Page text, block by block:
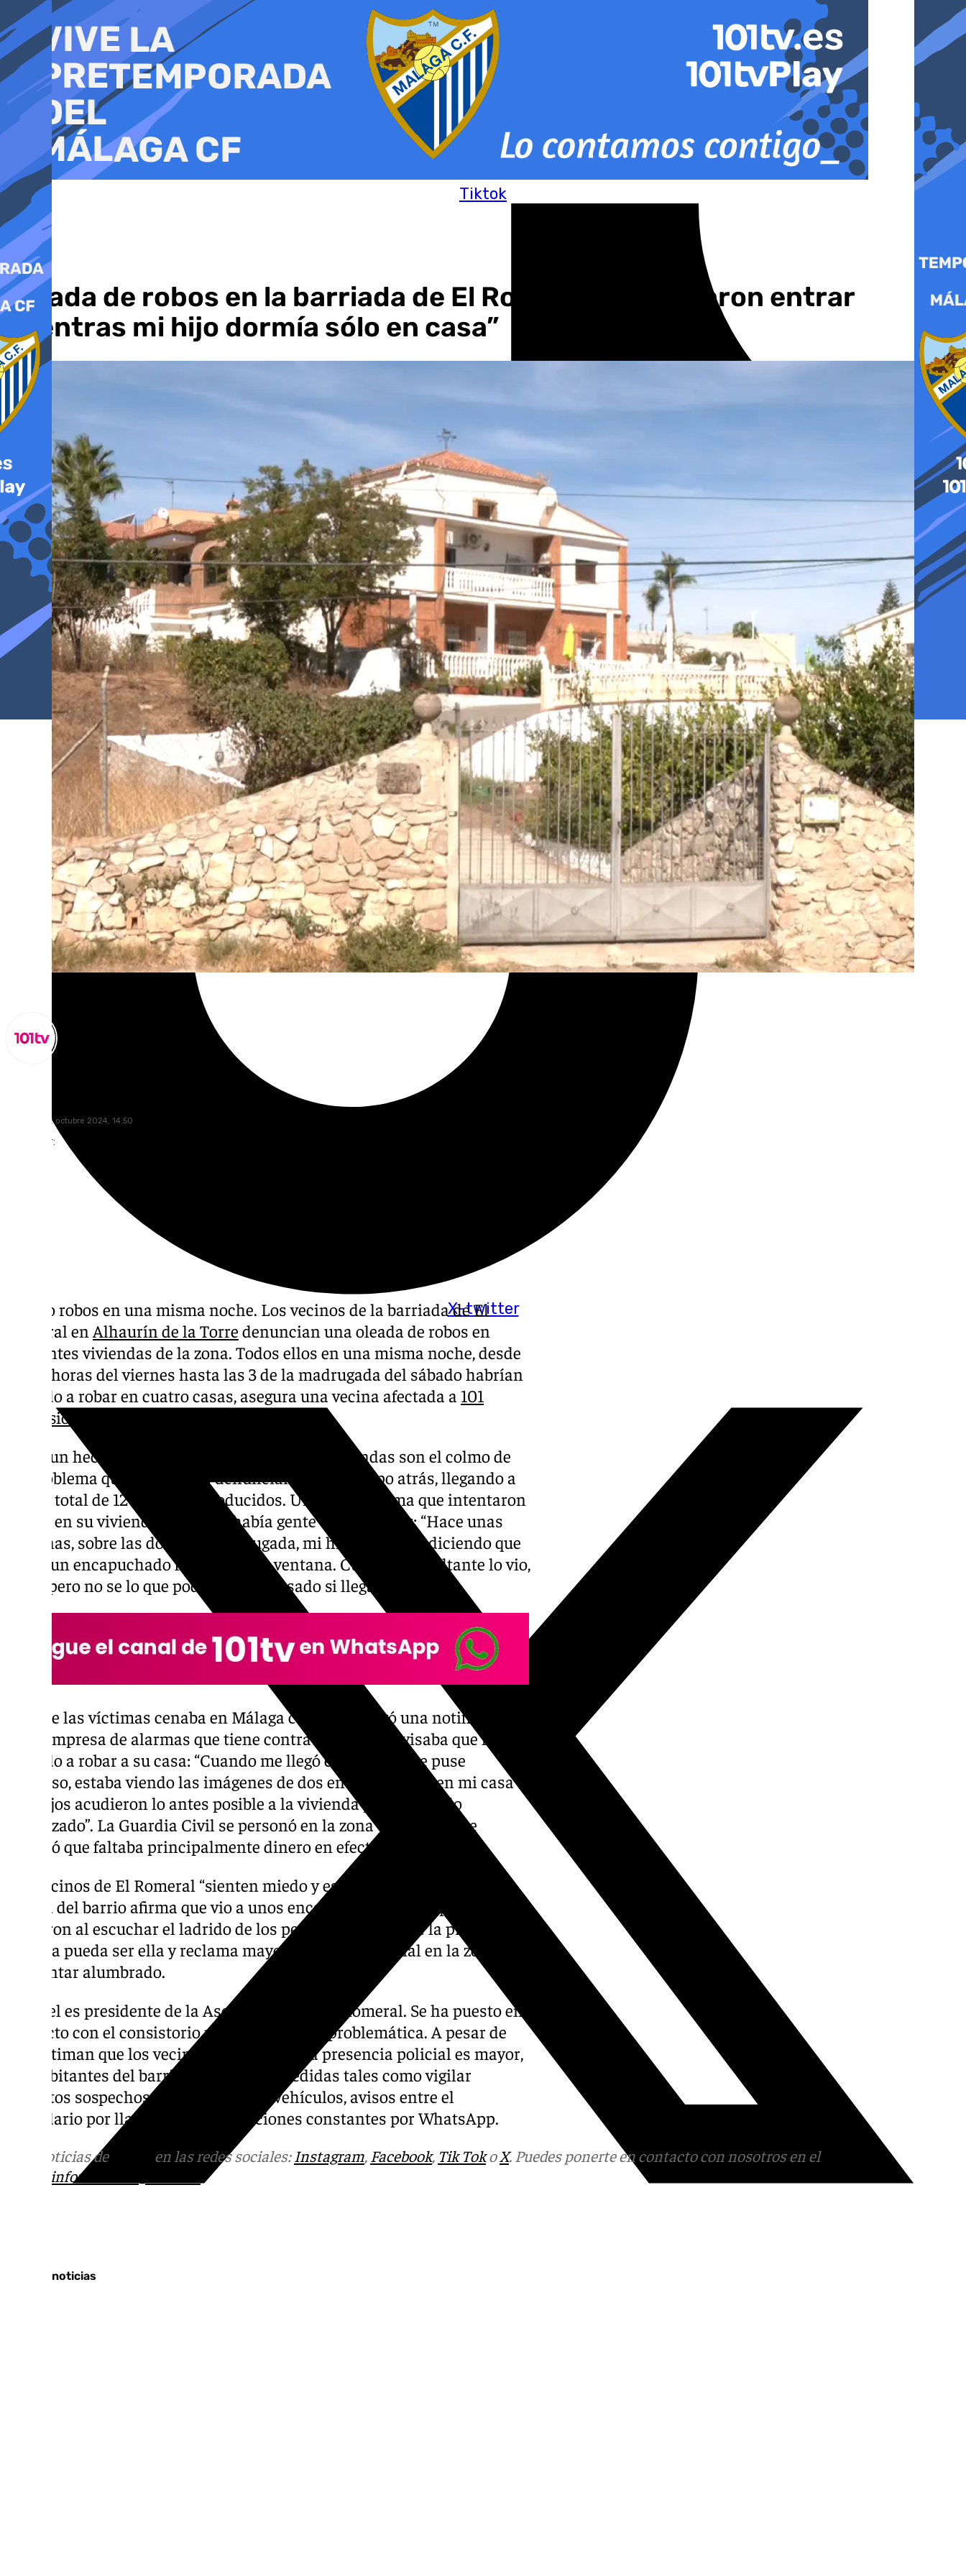
al
contenido
Tiktok
X-twitter
Oleada de robos en la barriada de El Romeral: “Intentaron entrar
mientras mi hijo dormía sólo en casa”
miércoles, 2 octubre 2024, 14:50
Compartir:
Cuatro robos en una misma noche. Los vecinos de la barriada de El
Romeral en Alhaurín de la Torre denuncian una oleada de robos en
diferentes viviendas de la zona. Todos ellos en una misma noche, desde
las 23 horas del viernes hasta las 3 de la madrugada del sábado habrían
entrado a robar en cuatro casas, asegura una vecina afectada a 101
Televisión
No es un hecho aislado. Los cuatro robos en viviendas son el colmo de
un problema que los vecinos denuncian desde tiempo atrás, llegando a
ser un total de 12 los robos producidos. Un vecino afirma que intentaron
entrar en su vivienda mientras había gente en el interior: “Hace unas
semanas, sobre las dos de la madrugada, mi hijo me llamó diciendo que
había un encapuchado forzando una ventana. Cuando el asaltante lo vio,
huyó, pero no se lo que podría haber pasado si llega a entrar.”
Otra de las víctimas cenaba en Málaga cuando le llegó una notificación
de la empresa de alarmas que tiene contratada que le avisaba que habían
entrado a robar a su casa: “Cuando me llegó el mensaje me puse
nervioso, estaba viendo las imágenes de dos encapuchados en mi casa”.
Sus hijos acudieron lo antes posible a la vivienda y “estaba todo
destrozado”. La Guardia Civil se personó en la zona y la familia se
percató que faltaba principalmente dinero en efectivo y joyería.
Los vecinos de El Romeral “sienten miedo y están desprotegidos”. Una
vecina del barrio afirma que vio a unos encapuchados en su parcela que
“huyeron al escuchar el ladrido de los perros”. Se teme que la próxima
víctima pueda ser ella y reclama mayor presencia policial en la zona e
implantar alumbrado.
Manuel es presidente de la Asociación Huerta Romeral. Se ha puesto en
contacto con el consistorio para trasladar la problemática. A pesar de
que estiman que los vecinos estiman que la presencia policial es mayor,
los habitantes del barrio han tomado medidas tales como vigilar
tránsitos sospechosos de personas o vehículos, avisos entre el
vecindario por llamada o conversaciones constantes por WhatsApp.
Más noticias de en las redes sociales: Instagram, Facebook, Tik TokoX. Puedes ponerte en contacto con nosotros en el
informativos@101tv.es
Últimas noticias